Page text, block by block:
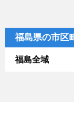
福島県の市区
福島全域